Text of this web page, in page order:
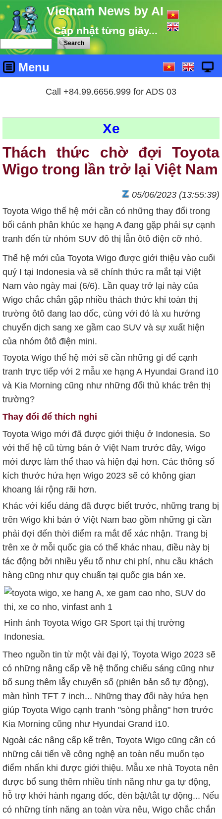
Vietnam News by AI
Cập nhật từng giây...
Menu
Call +84.99.6656.999 for ADS 03
Xe
Thách thức chờ đợi Toyota
Wigo trong lần trở lại Việt Nam
05/06/2023 (13:55:39)
Toyota Wigo thế hệ mới cần có những thay đổi trong
bối cảnh phân khúc xe hạng A đang gặp phải sự cạnh
tranh đến từ nhóm SUV đô thị lẫn ôtô điện cỡ nhỏ.
Thế hệ mới của Toyota Wigo được giới thiệu vào cuối
quý I tại Indonesia và sẽ chính thức ra mắt tại Việt
Nam vào ngày mai (6/6). Lần quay trở lại này của
Wigo chắc chắn gặp nhiều thách thức khi toàn thị
trường ôtô đang lao dốc, cùng với đó là xu hướng
chuyển dịch sang xe gầm cao SUV và sự xuất hiện
của nhóm ôtô điện mini.
Toyota Wigo thế hệ mới sẽ cần những gì để cạnh
tranh trực tiếp với 2 mẫu xe hạng A Hyundai Grand i10
và Kia Morning cũng như những đối thủ khác trên thị
trường?
Thay đổi để thích nghi
Toyota Wigo mới đã được giới thiệu ở Indonesia. So
với thế hệ cũ từng bán ở Việt Nam trước đây, Wigo
mới được làm thể thao và hiện đại hơn. Các thông số
kích thước hứa hẹn Wigo 2023 sẽ có không gian
khoang lái rộng rãi hơn.
Khác với kiểu dáng đã được biết trước, những trang bị
trên Wigo khi bán ở Việt Nam bao gồm những gì cần
phải đợi đến thời điểm ra mắt để xác nhận. Trang bị
trên xe ở mỗi quốc gia có thể khác nhau, điều này bị
tác động bởi nhiều yếu tố như chi phí, nhu cầu khách
hàng cũng như quy chuẩn tại quốc gia bán xe.
Hình ảnh Toyota Wigo GR Sport tại thị trường
Indonesia.
Theo nguồn tin từ một vài đại lý, Toyota Wigo 2023 sẽ
có những nâng cấp về hệ thống chiếu sáng cũng như
bổ sung thêm lẫy chuyển số (phiên bản số tự động),
màn hình TFT 7 inch... Những thay đổi này hứa hẹn
giúp Toyota Wigo cạnh tranh "sòng phẳng" hơn trước
Kia Morning cũng như Hyundai Grand i10.
Ngoài các nâng cấp kể trên, Toyota Wigo cũng cần có
những cải tiến về công nghệ an toàn nếu muốn tạo
điểm nhấn khi được giới thiệu. Mẫu xe nhà Toyota nên
được bổ sung thêm nhiều tính năng như ga tự động,
hỗ trợ khởi hành ngang dốc, đèn bật/tắt tự động... Nếu
có những tính năng an toàn vừa nêu, Wigo chắc chắn